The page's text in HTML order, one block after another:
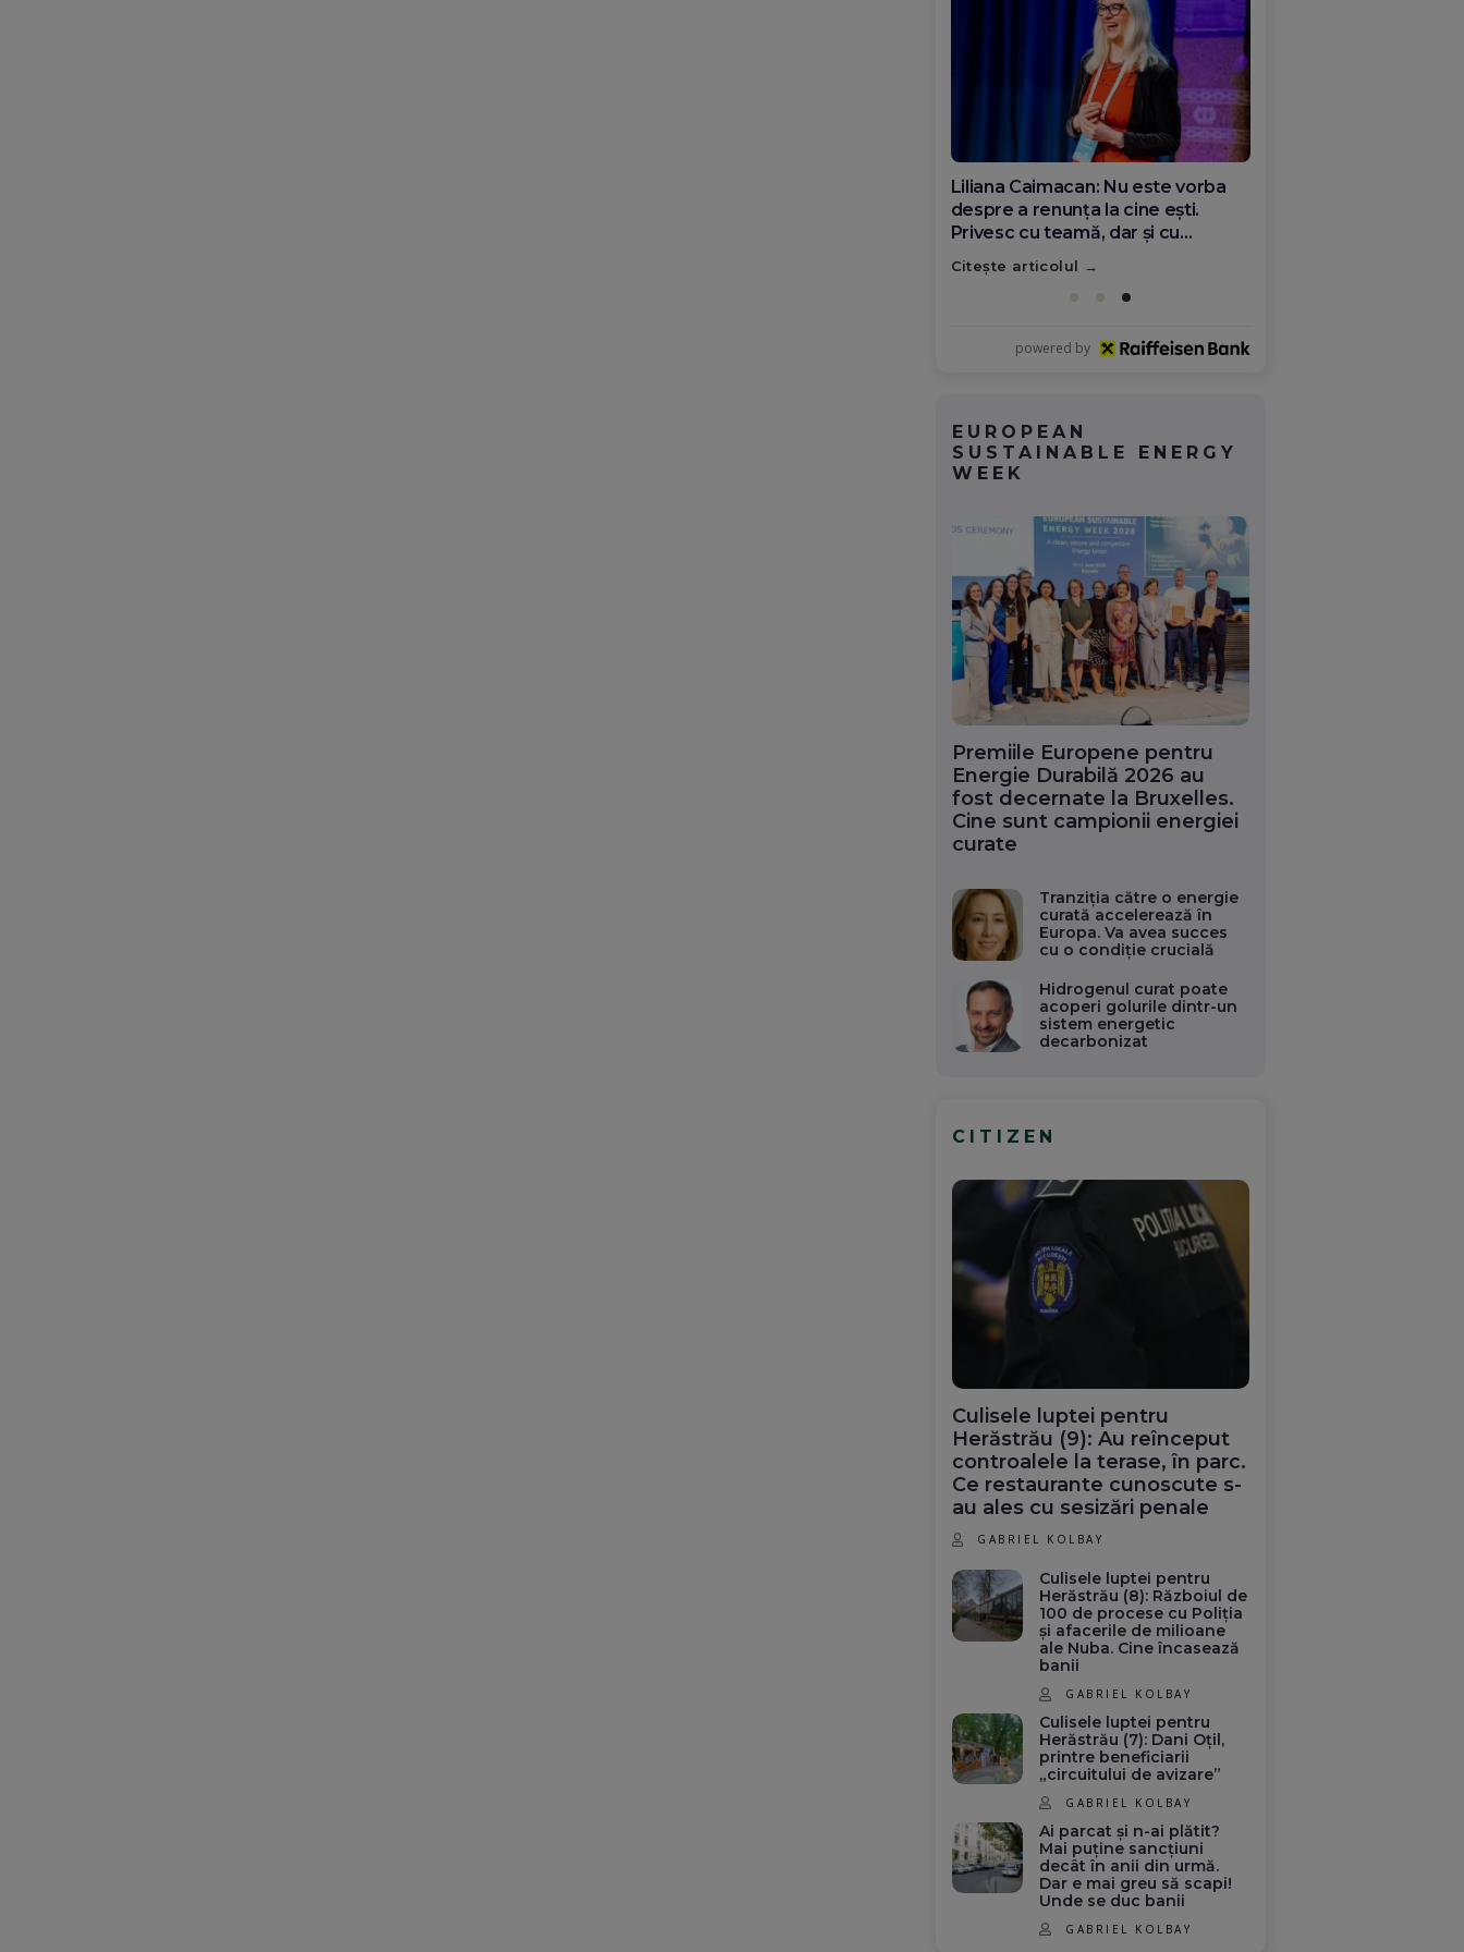
Diana Olar, românca de la Google
care demonstrează că diaspora
poate schimba România
Citește articolul
powered by
EUROPEAN
SUSTAINABLE ENERGY
WEEK
Premiile Europene pentru
Energie Durabilă 2026 au
fost decernate la Bruxelles.
Cine sunt campionii energiei
curate
Tranziția către o energie
curată accelerează în
Europa. Va avea succes
cu o condiție crucială
Hidrogenul curat poate
acoperi golurile dintr-un
sistem energetic
decarbonizat
CITIZEN
Culisele luptei pentru
Herăstrău (9): Au reînceput
controalele la terase, în parc.
Ce restaurante cunoscute s-
au ales cu sesizări penale
GABRIEL KOLBAY
Culisele luptei pentru
Herăstrău (8): Războiul de
100 de procese cu Poliția
și afacerile de milioane
ale Nuba. Cine încasează
banii
GABRIEL KOLBAY
Culisele luptei pentru
Herăstrău (7): Dani Oțil,
printre beneficiarii
„circuitului de avizare”
GABRIEL KOLBAY
Ai parcat și n-ai plătit?
Mai puține sancțiuni
decât în anii din urmă.
Dar e mai greu să scapi!
Unde se duc banii
GABRIEL KOLBAY